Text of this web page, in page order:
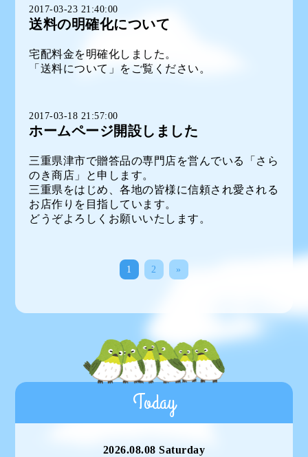
2017-03-23 21:40:00
送料の明確化について
宅配料金を明確化しました。
「送料について」をご覧ください。
2017-03-18 21:57:00
ホームページ開設しました
三重県津市で贈答品の専門店を営んでいる「さら
のき商店」と申します。
三重県をはじめ、各地の皆様に信頼され愛される
お店作りを目指しています。
どうぞよろしくお願いいたします。
1 2 »
Today
2026.08.08 Saturday